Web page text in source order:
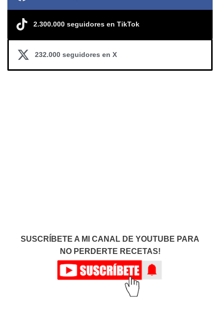
2.300.000 seguidores en TikTok
232.000 seguidores en X
SUSCRÍBETE A MI CANAL DE YOUTUBE PARA
NO PERDERTE RECETAS!